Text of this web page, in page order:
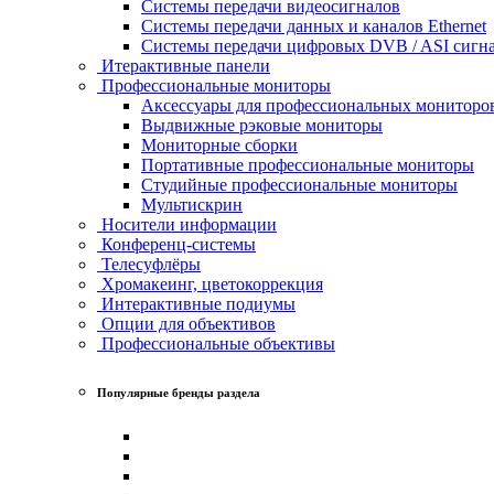
Системы передачи видеосигналов
Системы передачи данных и каналов Ethernet
Системы передачи цифровых DVB / ASI
Итерактивные панели
Профессиональные мониторы
Аксессуары для профессиональных
Выдвижные рэковые мониторы
Мониторные сборки
Портативные профессиональные мониторы
Студийные профессиональные мониторы
Мультискрин
Носители информации
Конференц-системы
Телесуфлёры
Хромакеинг, цветокоррекция
Интерактивные подиумы
Опции для объективов
Профессиональные объективы
Популярные бренды раздела